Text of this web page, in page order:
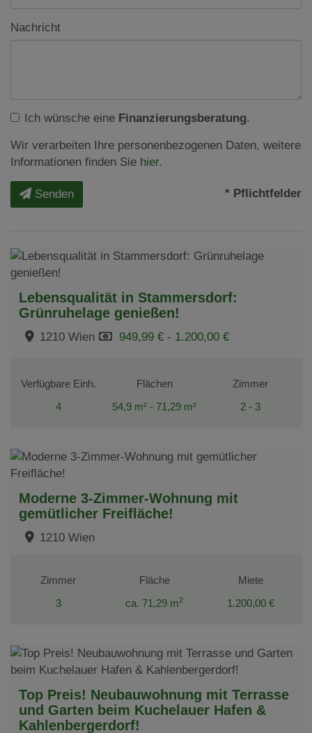
Nachricht
Ich wünsche eine Finanzierungsberatung.
Wir verarbeiten Ihre personenbezogenen Daten, weitere
Informationen finden Sie hier.
Senden * Pflichtfelder
Lebensqualität in Stammersdorf:
Grünruhelage genießen!
1210 Wien 949,99 € - 1.200,00 €
Verfügbare Einh.
4
Flächen
54,9 m² - 71,29 m²
Zimmer
2 - 3
Moderne 3-Zimmer-Wohnung mit
gemütlicher Freifläche!
1210 Wien
Zimmer
3
Fläche
ca. 71,29 m2
Miete
1.200,00 €
Top Preis! Neubauwohnung mit Terrasse
und Garten beim Kuchelauer Hafen &
Kahlenbergerdorf!